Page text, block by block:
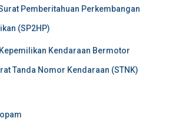
Pemberitahuan Perkembangan
(SP2HP)
Kendaraan Bermotor
Tanda Nomor Kendaraan (STNK)